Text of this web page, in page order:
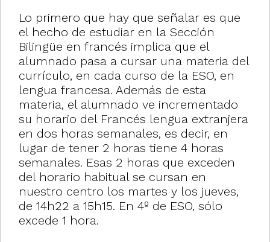
Lo primero que hay que señalar es que
el hecho de estudiar en la Sección
Bilingüe en francés implica que el
alumnado pasa a cursar una materia del
currículo, en cada curso de la ESO, en
lengua francesa. Además de esta
materia, el alumnado ve incrementado
su horario del Francés lengua extranjera
en dos horas semanales, es decir, en
lugar de tener 2 horas tiene 4 horas
semanales. Esas 2 horas que exceden
del horario habitual se cursan en
nuestro centro los martes y los jueves,
de 14h22 a 15h15. En 4º de ESO, sólo
excede 1 hora.